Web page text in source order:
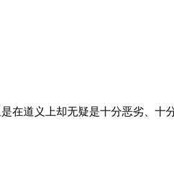
在道义上却无疑是十分恶劣、